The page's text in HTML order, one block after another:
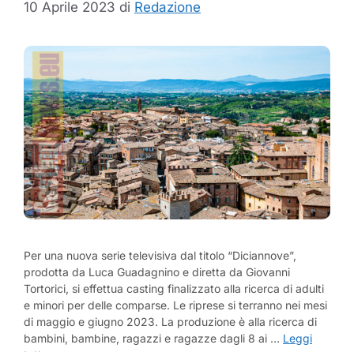
10 Aprile 2023 di Redazione
Per una nuova serie televisiva dal titolo “Diciannove”,
prodotta da Luca Guadagnino e diretta da Giovanni
Tortorici, si effettua casting finalizzato alla ricerca di adulti
e minori per delle comparse. Le riprese si terranno nei mesi
di maggio e giugno 2023. La produzione è alla ricerca di
bambini, bambine, ragazzi e ragazze dagli 8 ai … Leggi